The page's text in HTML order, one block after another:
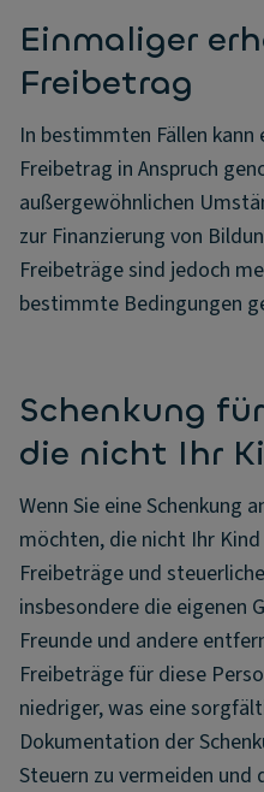
Einmaliger
Freibetrag
In bestimmten Fällen
Freibetrag in Anspruch
außergewöhnlichen
zur Finanzierung von
Freibeträge sind jedoch
bestimmte Bedingungen
Schenkung
die nicht Ihr
Wenn Sie eine Schenkung
möchten, die nicht Ihr
Freibeträge und
insbesondere die eigenen
Freunde und andere
Freibeträge für diese
niedriger, was eine
Dokumentation der
Steuern zu vermeiden